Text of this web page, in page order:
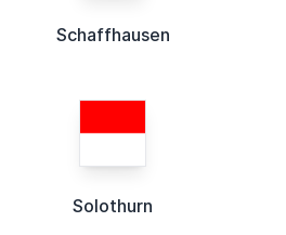
Schaffhausen
Solothurn